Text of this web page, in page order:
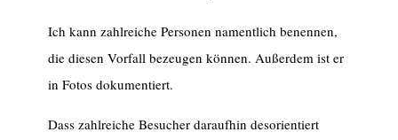
Ich kann zahlreiche Personen namentlich benennen,
die diesen Vorfall bezeugen können. Außerdem ist er
in Fotos dokumentiert.
Dass zahlreiche Besucher daraufhin desorientiert